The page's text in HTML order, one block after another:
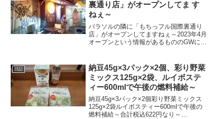
裏通り店」がオープンしてま す
ねぇ～
パラソルの隣に「もちっフル国際裏通り
店」がオープンしてますねぇ～2023年4月
オープンという情報があるもののGWには
20231224目撃～#沖縄県 #沖縄 #那覇市
...
日記
納豆45g×3パック×2個、彩り野菜
ミックス125g×2袋、ルイボステ
ィー600mlで午後の燃料補給～
納豆45g×3パック×2個彩り野菜ミックス
125g×2袋ルイボスティー600mlで午後の
燃料補給～合計税込622円なり～